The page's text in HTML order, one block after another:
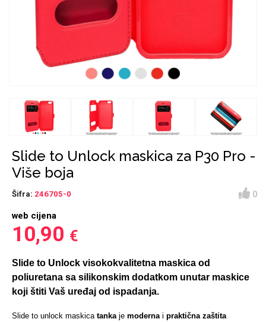
Slide to Unlock maskica za P30 Pro -
Više boja
Šifra: 246705-0
0
web cijena
10,90 €
Slide to Unlock visokokvalitetna maskica od
poliuretana sa silikonskim dodatkom unutar maskice
koji štiti Vaš uređaj od ispadanja.
Slide to unlock maskica tankaje modernai praktična zaštita
Croatos
Najprodavanije -
Gym
Xiaomi Punjači za mobitel
Spigen maskice
Huawei
Držači za romobil
Ostali držači
USB kablovi
AUX kablovi Adapteri za mobitel
FM Transmitteri